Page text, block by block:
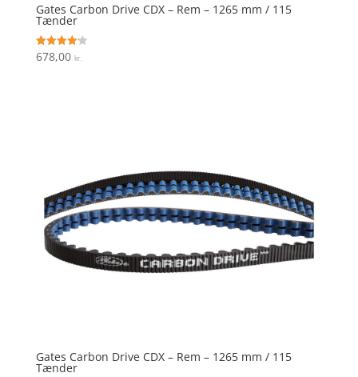
Gates Carbon Drive CDX – Rem – 1265 mm / 115
Tænder
Vurderet
4.2
678,00 kr.
Gates Carbon Drive CDX – Rem – 1265 mm / 115
Tænder